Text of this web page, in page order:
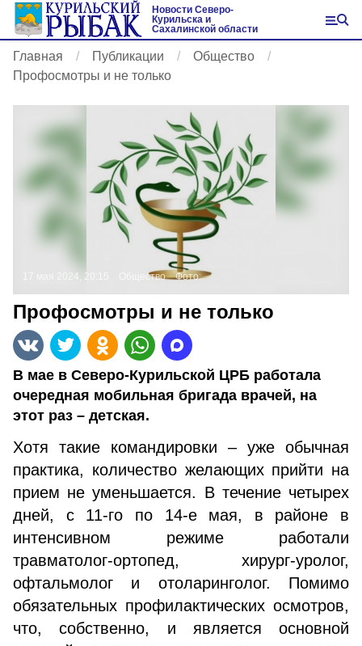
Новости Северо-
Курильска и
Сахалинской области
Главная Публикации
Общество
Профосмотры и не только
17 мая 2024, 20:15 Общество Фото:
Профосмотры и не только
В мае в Северо-Курильской ЦРБ работала
очередная мобильная бригада врачей, на
этот раз – детская.
Хотя такие командировки – уже обычная
практика, количество желающих прийти на
прием не уменьшается. В течение четырех
дней, с 11-го по 14-е мая, в районе в
интенсивном режиме работали
травматолог-ортопед, хирург-уролог,
офтальмолог и отоларинголог. Помимо
обязательных профилактических осмотров,
что, собственно, и является основной